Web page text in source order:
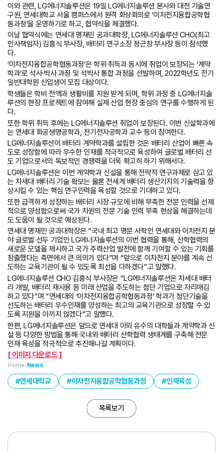
이와 관련, LG에너지솔루션은 19일 LG에너지솔루션 본사와 대전 기술연
구원, 연세대학교 서울 캠퍼스에서 원격 화상회의로 ‘이차전지융합공학협
동과정’을 운영하기로 하고, 협약식을 체결했다.
이날 협약식에는 연세대 명재민 공과대학장, LG에너지솔루션 CHO(최고
인사책임자) 김흥식 부사장, 배터리 연구소장 정근창 부사장 등이 참석했
다.
‘이차전지융합공학협동과정’은 학위 취득과 동시에 취업이 보장되는 ‘계약
학과’로 석사·박사 과정 및 석박사 통합 과정을 선발하며, 2022학년도 전기
일반대학원 신입생이 모집 대상이다.
학생들은 학비 전액과 생활비를 지원 받게 되며, 학위 과정 중 LG에너지솔
루션의 현장 프로젝트에 참여해 실제 산업 현장 중심의 연구를 수행하게 된
다.
또한 학위 취득 후에는 LG에너지솔루션 취업이 보장된다. 이번 신설학과에
는 연세대 화공생명공학과, 전기전자공학과 교수 등이 참여한다.
LG에너지솔루션이 배터리 계약학과를 설립한 것은 배터리 산업이 빠른 속
도로 성장함에 따라 우수한 인재를 적극적으로 육성하여 글로벌 배터리 선
도 기업으로서의 독보적인 경쟁력을 더욱 확고히 하기 위해서다.
LG에너지솔루션은 이번 계약학과 신설을 통해 전략적 연구과제로 삼고 있
는 차세대 배터리 기술 확보는 물론 전세계 배터리 생산기지의 기술력을 향
상시킬 수 있는 핵심 연구인력을 육성할 것으로 기대하고 있다.
또한 급격하게 성장하는 배터리 시장 규모에 비해 부족한 전문 인력을 선제
적으로 양성함으로써 국가 차원의 전문 기술 인력 부족 현상을 해결하는데
도 도움이 될 것으로 예상된다.
연세대 명재민 공과대학장은 “국내 최고 명문 사학인 연세대와 이차전지 분
야 글로벌 선두 기업인 LG에너지솔루션의 이번 협력을 통해, 산학협력의
새로운 모델을 제시하고 국가 주력산업 발전에 함께 기여할 수 있는 기회를
창출했다는 측면에서 큰 의의가 있다”며 “앞으로 이차전지 분야를 계속 선
도하는 교육기관이 될 수 있도록 최선을 다하겠다”고 말했다.
LG에너지솔루션 CHO 김흥식 부사장은 “LG에너지솔루션은 차세대 배터
리 개발, 배터리 재사용 등 미래 산업을 주도하는 첨단 기업으로 자리매김
하고 있다”며 “연세대의 ‘이차전지융합공학협동과정’ 학과가 첨단기술을
선도하는 배터리 우수인재를 양성하는 최고의 교육기관으로 성장할 수 있
도록 지원을 아끼지 않겠다”고 말했다.
한편, LG에너지솔루션은 앞으로 연세대 이외 유수의 대학들과 계약학과 신
설 등 다양한 방법을 통해 국내외 배터리 산학협력 생태계를 구축해 전문
인재 육성을 적극적으로 추진해나갈 계획이다.
[ 이미지 다운로드 ]
Home News
연세대학교 이차전지융합공학협동과정 인재육성
목록보기